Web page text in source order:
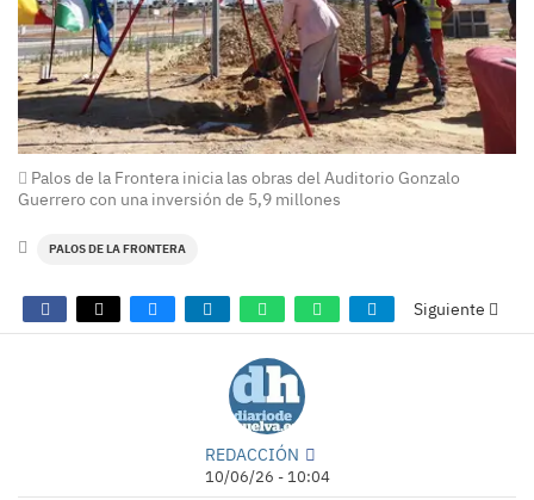
Palos de la Frontera inicia las obras del Auditorio Gonzalo
Guerrero con una inversión de 5,9 millones
PALOS DE LA FRONTERA
Siguiente
REDACCIÓN
10/06/26 - 10:04